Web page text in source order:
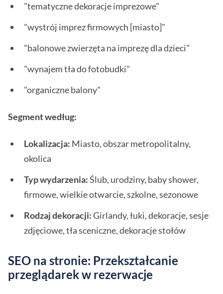
"tematyczne dekoracje imprezowe"
"wystrój imprez firmowych [miasto]"
"balonowe zwierzęta na imprezę dla dzieci"
"wynajem tła do fotobudki"
"organiczne balony"
Segment według:
Lokalizacja: Miasto, obszar metropolitalny,
okolica
Typ wydarzenia:Ślub, urodziny, baby shower,
firmowe, wielkie otwarcie, szkolne, sezonowe
Rodzaj dekoracji:Girlandy, łuki, dekoracje, sesje
zdjęciowe, tła sceniczne, dekoracje stołów
SEO na stronie: Przekształcanie
przeglądarek w rezerwacje